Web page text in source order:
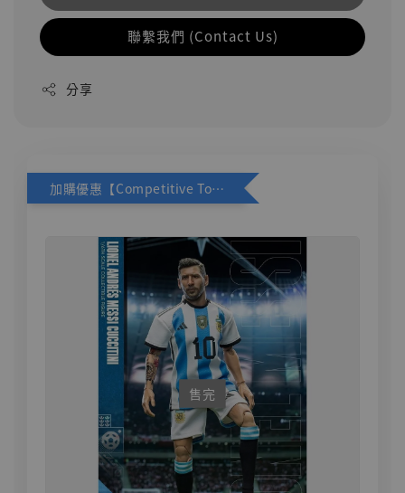
聯繫我們 (Contact Us)
分享
加購優惠【Competitive Toys 梅西 [CM001]】
售完